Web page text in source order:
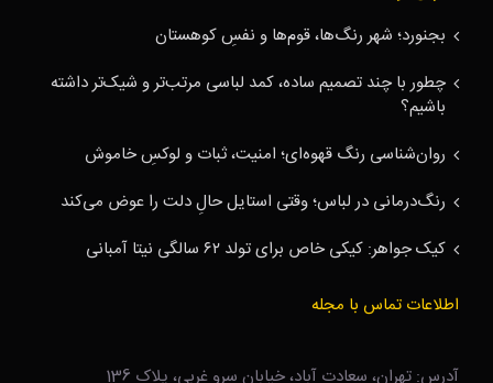
بجنورد؛ شهر رنگ‌ها، قوم‌ها و نفسِ کوهستان
چطور با چند تصمیم ساده، کمد لباسی مرتب‌تر و شیک‌تر داشته
باشیم؟
روان‌شناسی رنگ قهوه‌ای؛ امنیت، ثبات و لوکسِ خاموش
رنگ‌درمانی در لباس؛ وقتی استایل حالِ دلت را عوض می‌کند
کیک جواهر: کیکی خاص برای تولد ۶۲ سالگی نیتا آمبانی
اطلاعات تماس با مجله
آدرس: تهران، سعادت آباد، خیابان سرو غربی، پلاک 136